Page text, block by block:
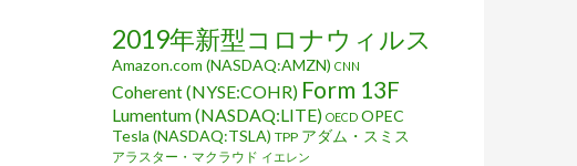
2019年新型コロナウィルス
Amazon.com (NASDAQ:AMZN) CNN
Coherent (NYSE:COHR) Form 13F
Lumentum (NASDAQ:LITE) OECD OPEC
Tesla (NASDAQ:TSLA) TPP アダム・スミス
アラスター・マクラウド イエレン